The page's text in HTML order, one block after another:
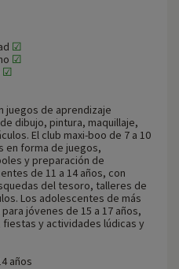
☑
☑
☑
juegos de aprendizaje
dibujo, pintura, maquillaje,
El club maxi-boo de 7 a 10
en forma de juegos,
y preparación de
de 11 a 14 años, con
del tesoro, talleres de
Los adolescentes de más
jóvenes de 15 a 17 años,
y actividades lúdicas y
años